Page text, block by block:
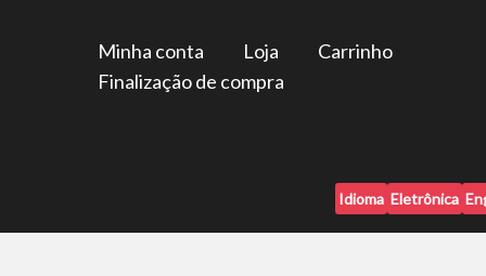
Minha conta Loja
Carrinho
Finalização de compra
Idioma Eletrônica